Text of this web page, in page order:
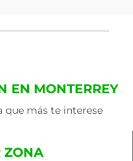
EN MONTERREY
que más te interese
ZONA